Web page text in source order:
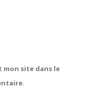
mon site dans le